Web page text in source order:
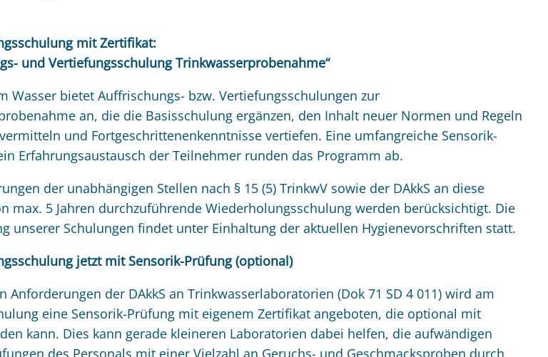
mit Zertifikat:
und Vertiefungsschulung Trinkwasserprobenahme“
Wasser bietet Auffrischungs- bzw. Vertiefungsschulungen zur
an, die die Basisschulung ergänzen, den Inhalt neuer Normen und Regeln
und Fortgeschrittenenkenntnisse vertiefen. Eine umfangreiche Sensorik-
Erfahrungsaustausch der Teilnehmer runden das Programm ab.
der unabhängigen Stellen nach § 15 (5) TrinkwV sowie der DAkkS an diese
max. 5 Jahren durchzuführende Wiederholungsschulung werden berücksichtigt. Die
unserer Schulungen findet unter Einhaltung der aktuellen Hygienevorschriften statt.
jetzt mit Sensorik-Prüfung (optional)
Anforderungen der DAkkS an Trinkwasserlaboratorien (Dok 71 SD 4 011) wird am
eine Sensorik-Prüfung mit eigenem Zertifikat angeboten, die optional mit
kann. Dies kann gerade kleineren Laboratorien dabei helfen, die aufwändigen
des Personals mit einer Vielzahl an Geruchs- und Geschmacksproben durch